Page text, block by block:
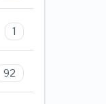
1
92